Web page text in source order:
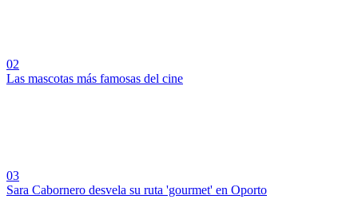
02
Las mascotas más famosas del cine
03
Sara Cabornero desvela su ruta 'gourmet' en Oporto